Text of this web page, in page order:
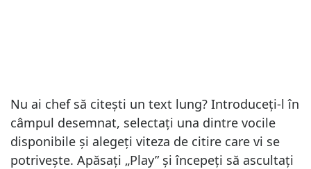
Nu ai chef să citești un text lung? Introduceți-l în
câmpul desemnat, selectați una dintre vocile
disponibile și alegeți viteza de citire care vi se
potrivește. Apăsați „Play” și începeți să ascultați